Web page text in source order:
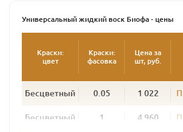
Универсальный жидкий воск для
используется для покраски полов из
и воски, без растворителей,
эколочески чистый продукт. Продукт
устойчив к царапинам, антистатичен,
водоотталкивающий, не «боится»
Универсальный жидкий воск Биофа - цены
Краски:
цвет
Краски:
фасовка
Цена за
шт, руб.
Бесцветный 0.05 1 022
Бесцветный 1 4 960